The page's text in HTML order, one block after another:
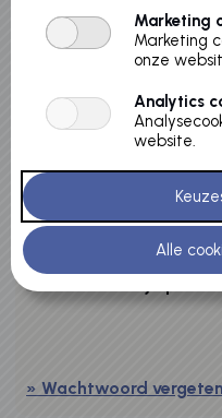
Rico Doorn
Verhuur gemeentelijke
Inloggen
Wachtwoord
» Wachtwoord
Marketing
Marketing
onze
Analytics
website.